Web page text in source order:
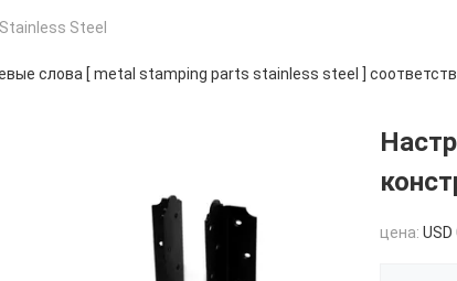
Steel
слова [ metal stamping parts stainless steel ]
цена: